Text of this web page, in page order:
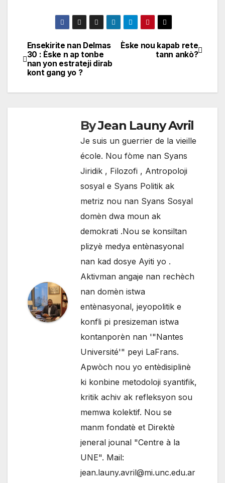
Navigation
de
l'article
Èske nou kapab rete
tann ankò?
Ensekirite nan Delmas
30 : Èske n ap tonbe
nan yon estrateji dirab
kont gang yo ?
ByJean Launy Avril
Je suis un guerrier de la vieille
école. Nou fòme nan Syans
Jiridik , Filozofi , Antropoloji
sosyal e Syans Politik ak
metriz nou nan Syans Sosyal
domèn dwa moun ak
demokrati .Nou se konsiltan
plizyè medya entènasyonal
nan kad dosye Ayiti yo .
Aktivman angaje nan rechèch
nan domèn istwa
entènasyonal, jeyopolitik e
konfli pi presizeman istwa
kontanporèn nan '"Nantes
Université'" peyi LaFrans.
Apwòch nou yo entèdisiplinè
ki konbine metodoloji syantifik,
kritik achiv ak refleksyon sou
memwa kolektif. Nou se
manm fondatè et Direktè
jeneral jounal "Centre à la
UNE". Mail:
jean.launy.avril@mi.unc.edu.ar